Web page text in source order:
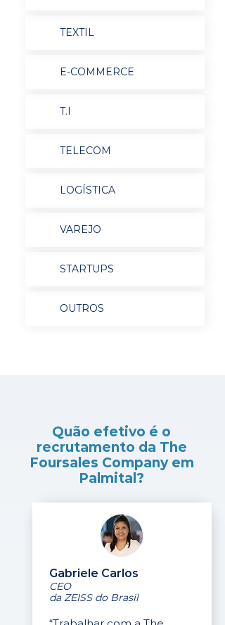
TEXTIL
E-COMMERCE
T.I
TELECOM
LOGÍSTICA
VAREJO
STARTUPS
OUTROS
Quão efetivo é o
recrutamento da The
Foursales Company em
Palmital?
Gabriele Carlos
CEO
da ZEISS do Brasil